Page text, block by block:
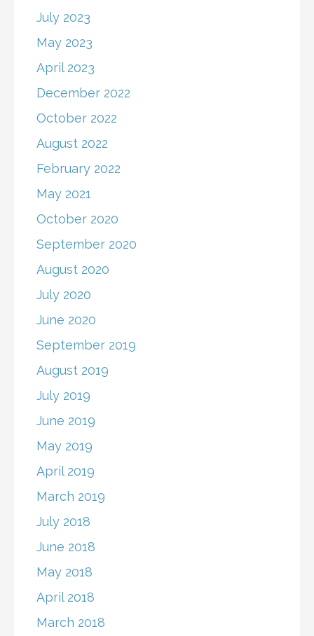
July 2023
May 2023
April 2023
December 2022
October 2022
August 2022
February 2022
May 2021
October 2020
September 2020
August 2020
July 2020
June 2020
September 2019
August 2019
July 2019
June 2019
May 2019
April 2019
March 2019
July 2018
June 2018
May 2018
April 2018
March 2018